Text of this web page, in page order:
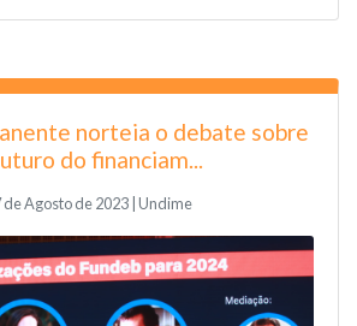
norteia o debate sobre
do financiam...
de Agosto de 2023 | Undime